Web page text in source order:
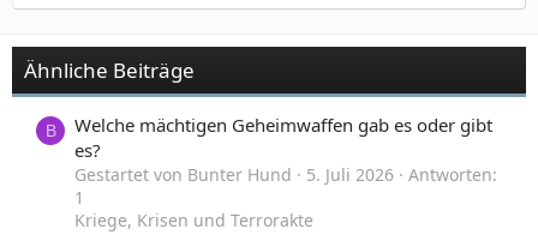
Ähnliche Beiträge
B
Welche mächtigen Geheimwaffen gab es oder gibt
es?
Gestartet von Bunter Hund 5. Juli 2026
Antworten:
1
Kriege, Krisen und Terrorakte